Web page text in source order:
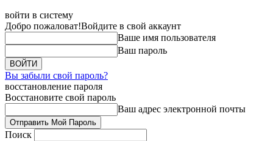
войти в систему
Добро пожаловат!Войдите в свой аккаунт
Ваше имя пользователя
Ваш пароль
Вы забыли свой пароль?
восстановление пароля
Восстановите свой пароль
Ваш адрес электронной почты
Поиск